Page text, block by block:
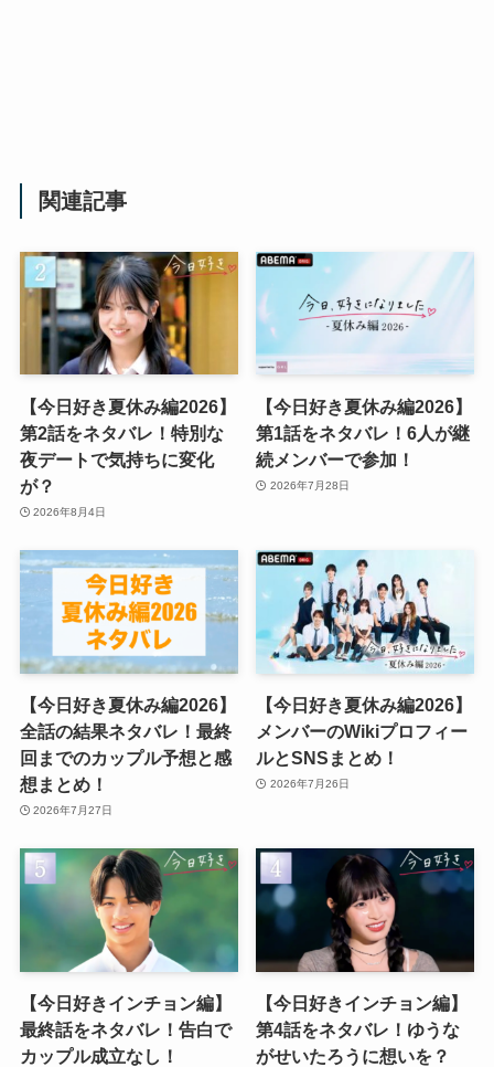
関連記事
【今日好き夏休み編2026】
第2話をネタバレ！特別な
夜デートで気持ちに変化
が？
2026年8月4日
【今日好き夏休み編2026】
第1話をネタバレ！6人が継
続メンバーで参加！
2026年7月28日
【今日好き夏休み編2026】
全話の結果ネタバレ！最終
回までのカップル予想と感
想まとめ！
2026年7月27日
【今日好き夏休み編2026】
メンバーのWikiプロフィー
ルとSNSまとめ！
2026年7月26日
【今日好きインチョン編】
最終話をネタバレ！告白で
カップル成立なし！
【今日好きインチョン編】
第4話をネタバレ！ゆうな
がせいたろうに想いを？